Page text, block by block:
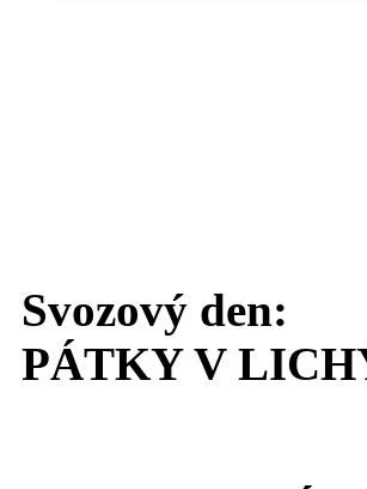
Svozový den:
PÁTKY V